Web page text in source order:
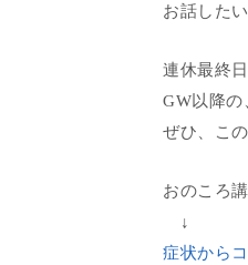
お話した
連休最終
GW以降の
ぜひ、こ
おのころ
↓
症状から